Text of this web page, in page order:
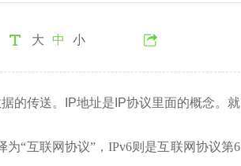
大 中 小
的传送。IP地址是IP协议里面的概念。就
为“互联网协议”，IPv6则是互联网协议第6